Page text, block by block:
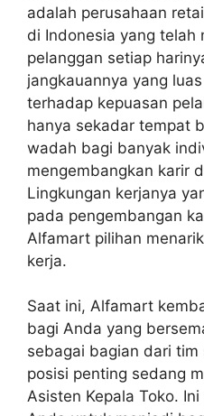
adalah perusahaan
di Indonesia yang telah
pelanggan setiap
jangkauannya yang
terhadap kepuasan
hanya sekadar tempat
wadah bagi banyak
mengembangkan karir
Lingkungan kerjanya
pada pengembangan
Alfamart pilihan
kerja.
Saat ini, Alfamart
bagi Anda yang
sebagai bagian dari tim
posisi penting sedang
Asisten Kepala Toko.